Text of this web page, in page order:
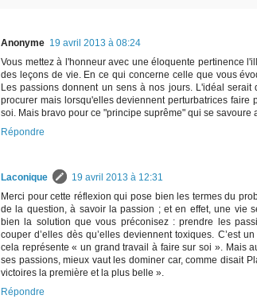
Anonyme 19 avril 2013 à 08:24
Vous mettez à l'honneur avec une éloquente pertinence
des leçons de vie. En ce qui concerne celle que vous
Les passions donnent un sens à nos jours. L'idéal
procurer mais lorsqu'elles deviennent perturbatrices
soi. Mais bravo pour ce "principe suprême" qui se savoure
Répondre
Laconique
19 avril 2013 à 12:31
Merci pour cette réflexion qui pose bien les termes du
de la question, à savoir la passion ; et en effet, une vie
bien la solution que vous préconisez : prendre les
couper d’elles dès qu’elles deviennent toxiques. C’est
cela représente « un grand travail à faire sur soi ». Mais
ses passions, mieux vaut les dominer car, comme disait
victoires la première et la plus belle ».
Répondre